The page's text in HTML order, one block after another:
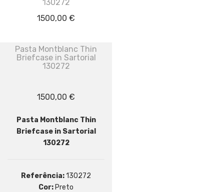
130272
1500,00 €
Pasta Montblanc Thin
Briefcase in Sartorial
130272
1500,00 €
Pasta Montblanc Thin
Briefcase in Sartorial
130272
Referência:130272
Cor: Preto